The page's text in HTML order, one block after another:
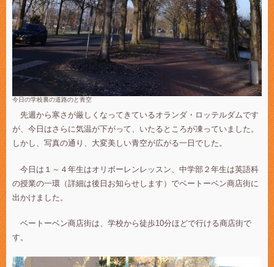
今日の学校裏の道路のと青空
先週から寒さが厳しくなってきているオランダ・ロッテルダムです
が、今日はさらに気温が下がって、いたるところが凍っていました。
しかし、写真の通り、大変美しい青空が広がる一日でした。
今日は１～４年生はオリボーレンレッスン、中学部２年生は英語科
の授業の一環（詳細は後日お知らせします）でベートーベン商店街に
出かけました。
ベートーベン商店街は、学校から徒歩10分ほどで行ける商店街で
す。